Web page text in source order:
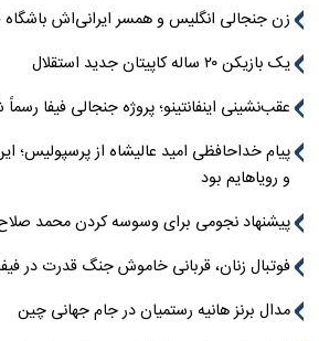
زن جنجالی انگلیس و همسر ایرانی‌اش باشگاه
یک بازیکن ۲۰ ساله کاپیتان جدید استقلال
عقب‌نشینی اینفانتینو؛ پروژه جنجالی فیفا
پیام خداحافظی امید عالیشاه از
و رویاهایم بود
پیشنهاد نجومی برای وسوسه کردن محمد
فوتبال زنان، قربانی خاموش جنگ قدرت در
مدال برنز هانیه رستمیان در جام جهانی چین